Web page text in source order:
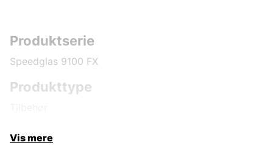
Produktserie
Speedglas 9100 FX
Produkttype
Vis mere